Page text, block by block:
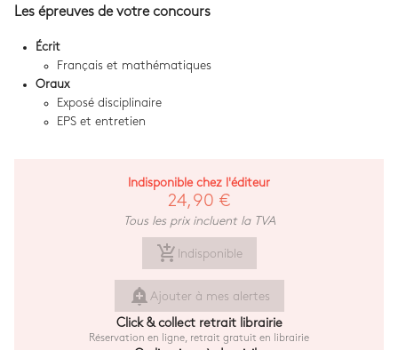
Les épreuves de votre concours
Écrit
Français et mathématiques
Oraux
Exposé disciplinaire
EPS et entretien
Indisponible chez l'éditeur
24,90 €
Tous les prix incluent la TVA
add_shopping_cart Indisponible
add_alert Ajouter à mes alertes
Click & collect retrait librairie
Réservation en ligne, retrait gratuit en librairie